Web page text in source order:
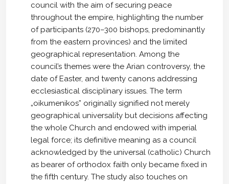
council with the aim of securing peace
throughout the empire, highlighting the number
of participants (270–300 bishops, predominantly
from the eastern provinces) and the limited
geographical representation. Among the
council’s themes were the Arian controversy, the
date of Easter, and twenty canons addressing
ecclesiastical disciplinary issues. The term
„oikumenikos” originally signified not merely
geographical universality but decisions affecting
the whole Church and endowed with imperial
legal force; its definitive meaning as a council
acknowledged by the universal (catholic) Church
as bearer of orthodox faith only became fixed in
the fifth century. The study also touches on